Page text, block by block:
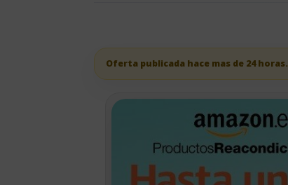
Oferta publicada hace mas de 24 horas.